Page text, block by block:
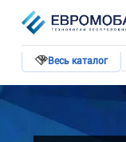
Весь каталог